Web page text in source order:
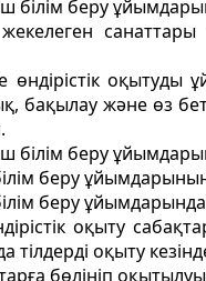
білiм беру
өндiрiстiк оқытуды
бақылау және өз
білім беру
беру
беру
оқыту
тілдердi оқыту
бөлiнiп